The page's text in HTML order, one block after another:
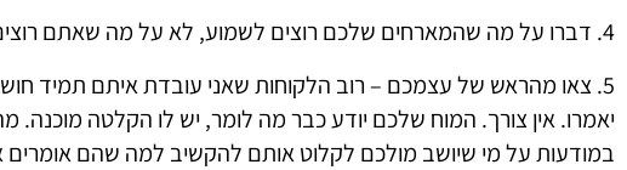
4. דברו על מה שהמארחים שלכם רוצים לשמוע, לא על מה שאתם רוצים לומר
5. צאו מהראש של עצמכם – רוב הלקוחות שאני עובדת איתם תמיד
יאמרו. אין צורך. המוח שלכם יודע כבר מה לומר, יש לו הקלטה מוכנה.
במודעות על מי שיושב מולכם לקלוט אותם להקשיב למה שהם אומרים